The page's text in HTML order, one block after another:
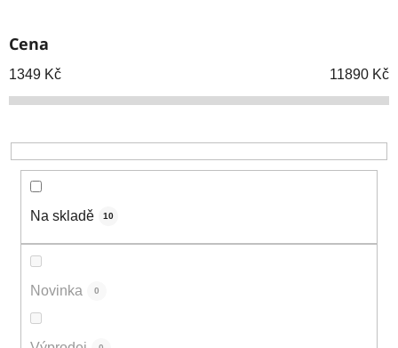
r
o
d
k
t
Cena
1349 Kč 11890 Kč
Na skladě 10
Novinka 0